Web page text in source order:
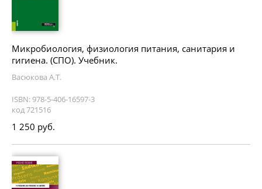
Микробиология, физиология питания, санитария и
гигиена. (СПО). Учебник.
Васюкова А.Т.
ISBN: 978-5-406-16597-3
код 721516
1 250 руб.